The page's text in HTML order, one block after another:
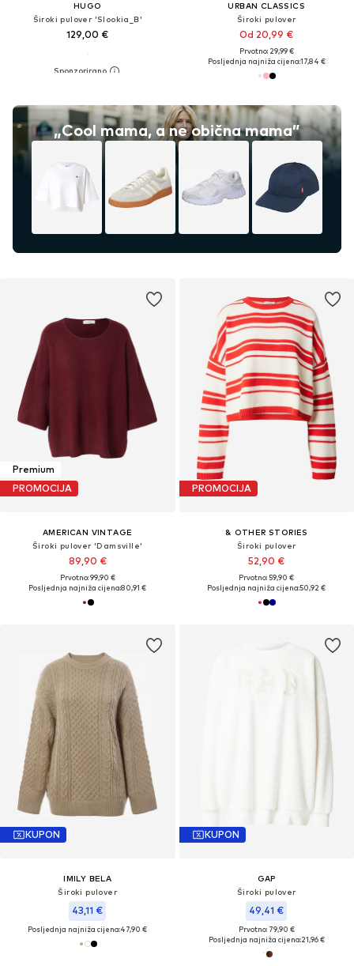
HUGO
Široki pulover 'Slookia_B'
129,00 €
„Cool mama, a ne obična mama”
URBAN CLASSICS
Široki pulover
Od 20,99 €
Prvotno: 29,99 €
Posljednja najniža cijena:17,84 €
Premium
PROMOCIJA
AMERICAN VINTAGE
Široki pulover 'Damsville'
89,90 €
Prvotno: 99,90 €
Posljednja najniža cijena:80,91 €
PROMOCIJA
& OTHER STORIES
Široki pulover
52,90 €
Prvotno: 59,90 €
Posljednja najniža cijena:50,92 €
KUPON
IMILY BELA
Široki pulover
43,11 €
Posljednja najniža cijena:47,90 €
KUPON
GAP
Široki pulover
49,41 €
Prvotno: 79,90 €
Posljednja najniža cijena:21,96 €